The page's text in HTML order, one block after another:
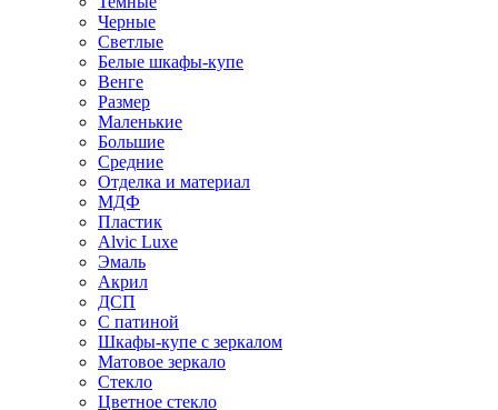
Черные
Светлые
Белые шкафы-купе
Венге
Размер
Маленькие
Большие
Средние
Отделка и материал
МДФ
Пластик
Alvic Luxe
Эмаль
Акрил
ДСП
С патиной
Шкафы-купе с зеркалом
Матовое зеркало
Стекло
Цветное стекло